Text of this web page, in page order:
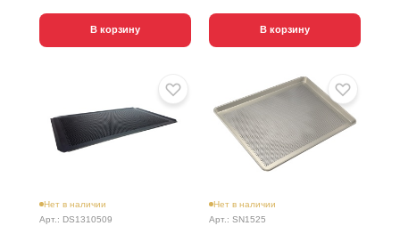
В корзину В корзину
Нет в наличии
Арт.: DS1310509
Нет в наличии
Арт.: SN1525